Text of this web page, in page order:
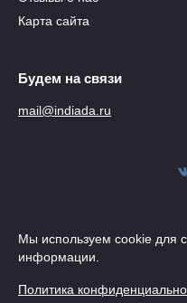
Карта сайта
Будем на связи
mail@indiada.ru
Мы используем cookie для
информации.
Политика